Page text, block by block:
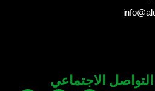
الاجتماعي